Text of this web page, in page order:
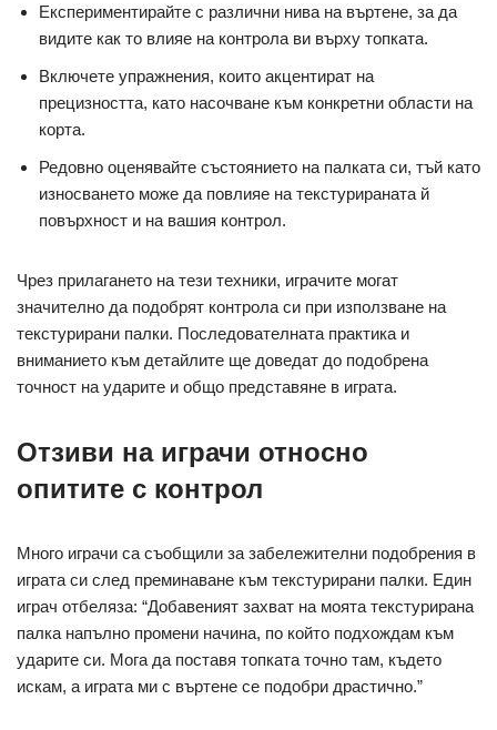
Експериментирайте с различни нива на въртене, за да
видите как то влияе на контрола ви върху топката.
Включете упражнения, които акцентират на
прецизността, като насочване към конкретни области на
корта.
Редовно оценявайте състоянието на палката си, тъй като
износването може да повлияе на текстурираната й
повърхност и на вашия контрол.
Чрез прилагането на тези техники, играчите могат
значително да подобрят контрола си при използване на
текстурирани палки. Последователната практика и
вниманието към детайлите ще доведат до подобрена
точност на ударите и общо представяне в играта.
Отзиви на играчи относно
опитите с контрол
Много играчи са съобщили за забележителни подобрения в
играта си след преминаване към текстурирани палки. Един
играч отбеляза: “Добавеният захват на моята текстурирана
палка напълно промени начина, по който подхождам към
ударите си. Мога да поставя топката точно там, където
искам, а играта ми с въртене се подобри драстично.”